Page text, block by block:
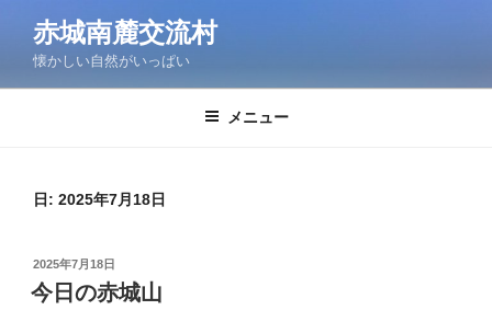
ン
赤城南麓交流村
懐かしい自然がいっぱい
メニュー
日: 2025年7月18日
投
稿
日:
2025年7月18日
今日の赤城山